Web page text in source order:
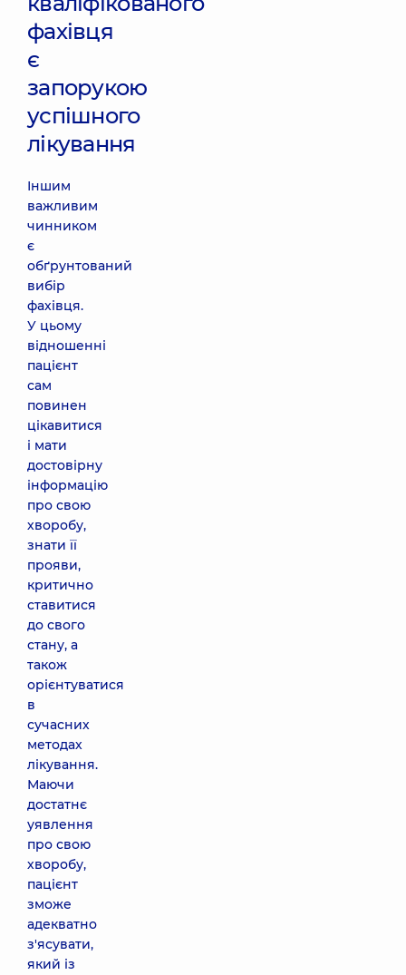
фахівця
є
запорукою
успішного
лікування
Іншим
важливим
чинником
є
обґрунтований
вибір
фахівця.
У цьому
відношенні
пацієнт
сам
повинен
цікавитися
і мати
достовірну
інформацію
про свою
хворобу,
знати її
прояви,
критично
ставитися
до свого
стану, а
також
орієнтуватися
в
сучасних
методах
лікування.
Маючи
достатнє
уявлення
про свою
хворобу,
пацієнт
зможе
адекватно
з'ясувати,
який із